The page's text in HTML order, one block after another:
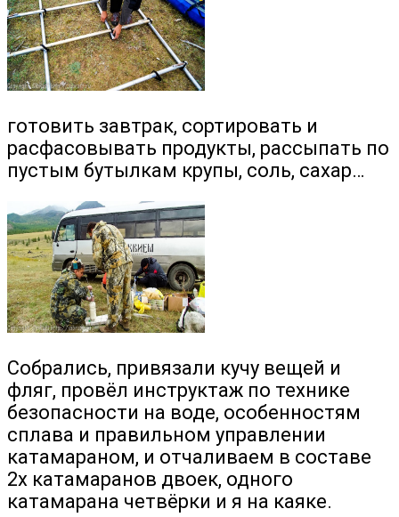
готовить завтрак, сортировать и
расфасовывать продукты, рассыпать по
пустым бутылкам крупы, соль, сахар…
Собрались, привязали кучу вещей и
фляг, провёл инструктаж по технике
безопасности на воде, особенностям
сплава и правильном управлении
катамараном, и отчаливаем в составе
2х катамаранов двоек, одного
катамарана четвёрки и я на каяке.